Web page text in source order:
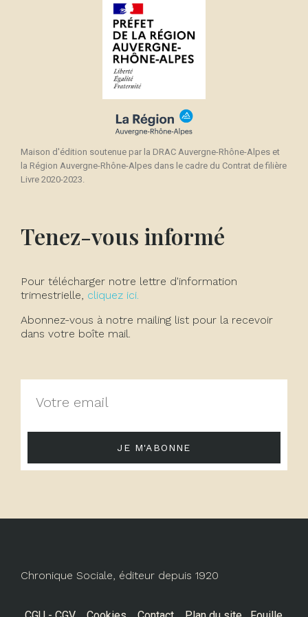
Maison d'édition soutenue par la DRAC Auvergne-Rhône-Alpes et
la Région Auvergne-Rhône-Alpes dans le cadre du Contrat de filière
Livre 2020-2023.
Tenez-vous informé
Pour télécharger notre lettre d'information
trimestrielle, cliquez ici.
Abonnez-vous à notre mailing list pour la recevoir
dans votre boîte mail.
JE M'ABONNE
Chronique Sociale, éditeur depuis 1920